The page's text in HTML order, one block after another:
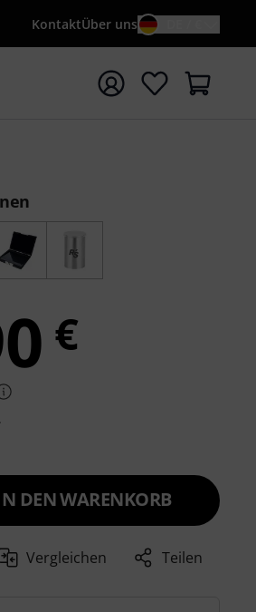
KontaktÜber uns
starten
€
DEN WARENKORB
Vergleichen Teilen